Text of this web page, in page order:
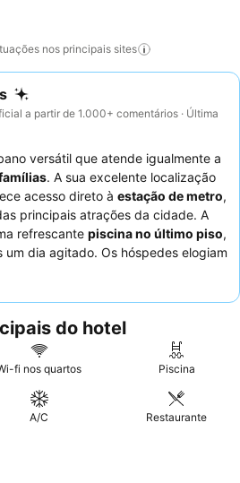
nos principais sites
a partir de 1.000+ comentários · Última
versátil que atende igualmente a
. A sua excelente localização
acesso direto à estação de metro,
principais atrações da cidade. A
refrescante piscina no último piso,
dia agitado. Os hóspedes elogiam
do hotel
fi nos quartos Piscina
A/C Restaurante